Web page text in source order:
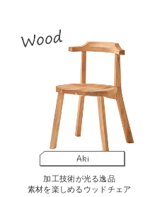
Aki
加工技術が光る逸品
素材を楽しめるウッドチェア